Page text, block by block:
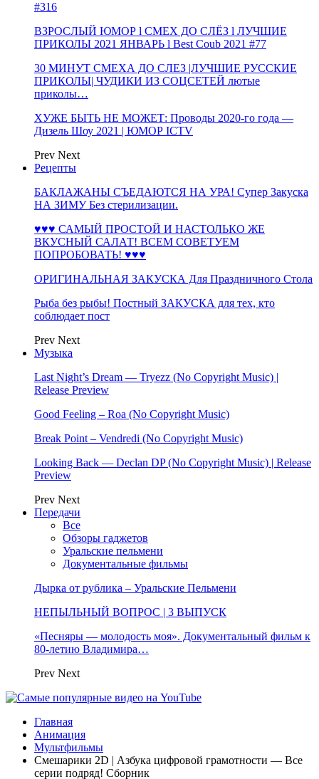
#316
ВЗРОСЛЫЙ ЮМОР l СМЕХ ДО СЛЁЗ l ЛУЧШИЕ
ПРИКОЛЫ 2021 ЯНВАРЬ l Best Coub 2021 #77
30 МИНУТ СМЕХА ДО СЛЕЗ |ЛУЧШИЕ РУССКИЕ
ПРИКОЛЫ| ЧУДИКИ ИЗ СОЦСЕТЕЙ лютые
приколы…
ХУЖЕ БЫТЬ НЕ МОЖЕТ: Проводы 2020-го года —
Дизель Шоу 2021 | ЮМОР ICTV
Prev Next
Рецепты
БАКЛАЖАНЫ СЪЕДАЮТСЯ НА УРА! Супер Закуска
НА ЗИМУ Без стерилизации.
♥♥♥ САМЫЙ ПРОСТОЙ И НАСТОЛЬКО ЖЕ
ВКУСНЫЙ САЛАТ! ВСЕМ СОВЕТУЕМ
ПОПРОБОВАТЬ! ♥♥♥
ОРИГИНАЛЬНАЯ ЗАКУСКА Для Праздничного Стола
Рыба без рыбы! Постный ЗАКУСКА для тех, кто
соблюдает пост
Prev Next
Музыка
Last Night’s Dream — Tryezz (No Copyright Music) |
Release Preview
Good Feeling – Roa (No Copyright Music)
Break Point – Vendredi (No Copyright Music)
Looking Back — Declan DP (No Copyright Music) | Release
Preview
Prev Next
Передачи
Все
Обзоры гаджетов
Уральские пельмени
Документальные фильмы
Дырка от рублика – Уральские Пельмени
НЕПЫЛЬНЫЙ ВОПРОС | 3 ВЫПУСК
«Песняры — молодость моя». Документальный фильм к
80-летию Владимира…
Prev Next
Главная
Анимация
Мультфильмы
Смешарики 2D | Азбука цифровой грамотности — Все
серии подряд! Сборник